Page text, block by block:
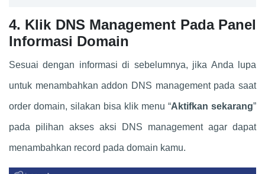
4. Klik DNS Management Pada Panel
Informasi Domain
Sesuai dengan informasi di sebelumnya, jika Anda lupa
untuk menambahkan addon DNS management pada saat
order domain, silakan bisa klik menu “Aktifkan sekarang”
pada pilihan akses aksi DNS management agar dapat
menambahkan record pada domain kamu.